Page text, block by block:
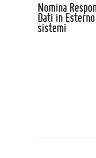
Nomina
Dati in
sistemi